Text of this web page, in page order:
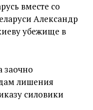
вместе со
Александр
убежище в
заочно
лишения
силовики